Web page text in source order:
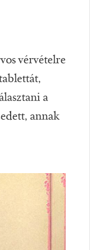
vérvételre
a
annak